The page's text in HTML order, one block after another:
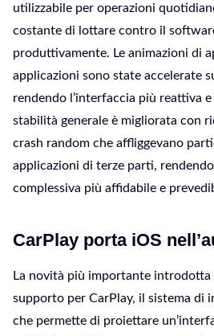
utilizzabile per operazioni
costante di lottare contro il
produttivamente. Le animazioni di
applicazioni sono state accelerate
rendendo l’interfaccia più reattiva
stabilità generale è migliorata con
crash random che affliggevano
applicazioni di terze parti, rendendo
complessiva più affidabile e
CarPlay porta iOS
La novità più importante introdotta
supporto per CarPlay, il sistema di
che permette di proiettare